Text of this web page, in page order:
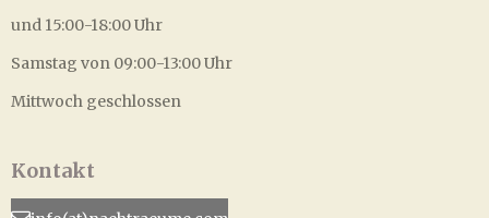
und 15:00-18:00 Uhr
Samstag von 09:00-13:00 Uhr
Mittwoch geschlossen
Kontakt